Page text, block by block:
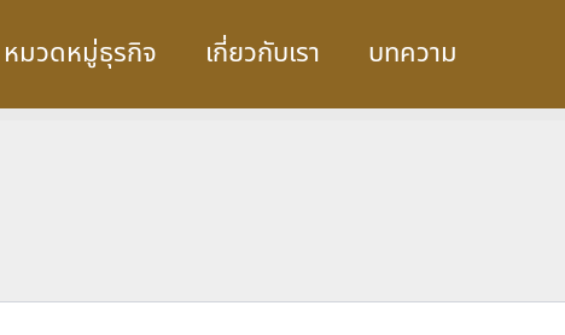
หมวดหมู่ธุรกิจ เกี่ยวกับเรา บทความ